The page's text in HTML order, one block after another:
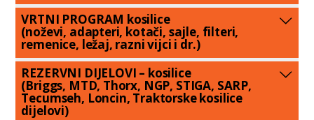
VRTNI PROGRAM kosilice
(noževi, adapteri, kotači, sajle, filteri,
remenice, ležaj, razni vijci i dr.)
REZERVNI DIJELOVI – kosilice
(Briggs, MTD, Thorx, NGP, STIGA, SARP,
Tecumseh, Loncin, Traktorske kosilice
dijelovi)